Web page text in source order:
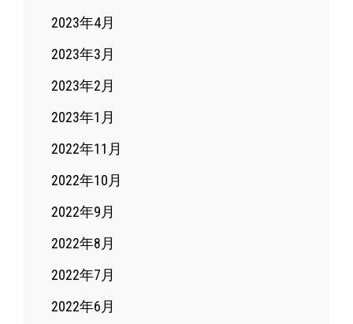
2023年4月
2023年3月
2023年2月
2023年1月
2022年11月
2022年10月
2022年9月
2022年8月
2022年7月
2022年6月